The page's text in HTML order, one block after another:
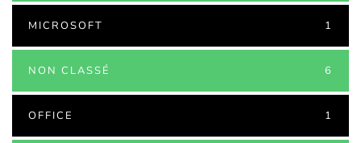
MICROSOFT 1
NON CLASSÉ 6
OFFICE 1